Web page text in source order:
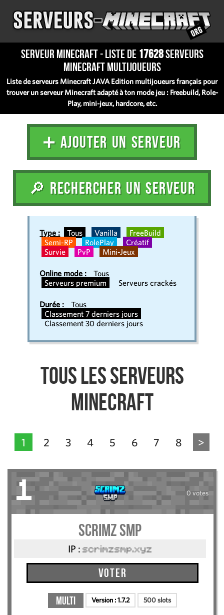
Serveur Minecraft - Liste de 17628serveurs
Minecraft multijoueurs
Liste de serveurs Minecraft JAVA Edition multijoueurs français pour
trouver un serveur Minecraft adapté à ton mode jeu : Freebuild, Role-
Play, mini-jeux, hardcore, etc.
➕ AJOUTER UN SERVEUR
🔎 RECHERCHER UN SERVEUR
Type : Tous Vanilla
FreeBuild
Semi-RP
RolePlay
Créatif
Survie
PvP Mini-Jeux
Online mode :
Tous
Serveurs premium
Serveurs crackés
Durée :
Tous
Classement 7 derniers jours
Classement 30 derniers jours
Tous les serveurs
Minecraft
1 2 3 4 5 6 7 8 >
1 0 votes
Scrimz SMP
IP : scrimzsmp.xyz
Voter
Multi Version :1.7.2 500 slots